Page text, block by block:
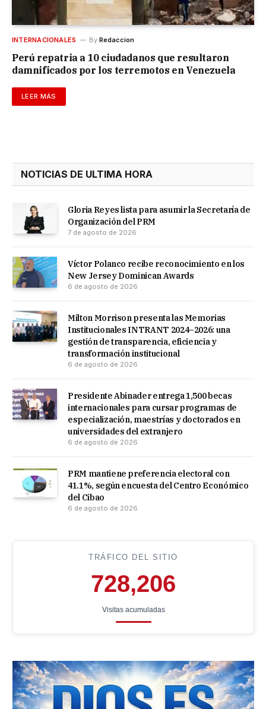
INTERNACIONALES By Redaccion
Perú repatria a 10 ciudadanos que resultaron
damnificados por los terremotos en Venezuela
LEER MÁS
NOTICIAS DE ULTIMA HORA
Gloria Reyes lista para asumir la Secretaría de
Organización del PRM
7 de agosto de 2026
Víctor Polanco recibe reconocimiento en los
New Jersey Dominican Awards
6 de agosto de 2026
Milton Morrison presenta las Memorias
Institucionales INTRANT 2024–2026: una
gestión de transparencia, eficiencia y
transformación institucional
6 de agosto de 2026
Presidente Abinader entrega 1,500 becas
internacionales para cursar programas de
especialización, maestrías y doctorados en
universidades del extranjero
6 de agosto de 2026
PRM mantiene preferencia electoral con
41.1%, según encuesta del Centro Económico
del Cibao
6 de agosto de 2026
TRÁFICO DEL SITIO
728,206
Visitas acumuladas